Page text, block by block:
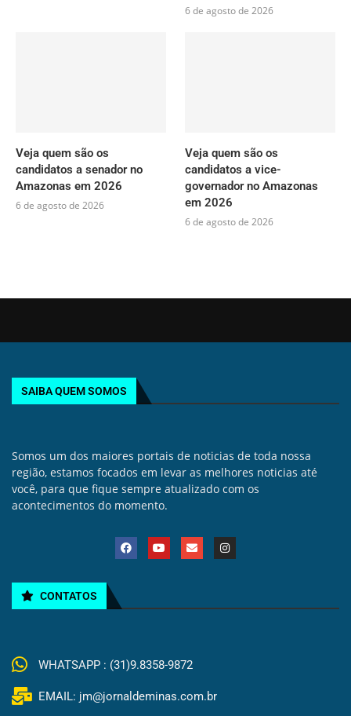
6 de agosto de 2026
Veja quem são os
candidatos a senador no
Amazonas em 2026
6 de agosto de 2026
Veja quem são os
candidatos a vice-
governador no Amazonas
em 2026
6 de agosto de 2026
SAIBA QUEM SOMOS
Somos um dos maiores portais de noticias de toda nossa
região, estamos focados em levar as melhores noticias até
você, para que fique sempre atualizado com os
acontecimentos do momento.
CONTATOS
WHATSAPP : (31)9.8358-9872
EMAIL: jm@jornaldeminas.com.br